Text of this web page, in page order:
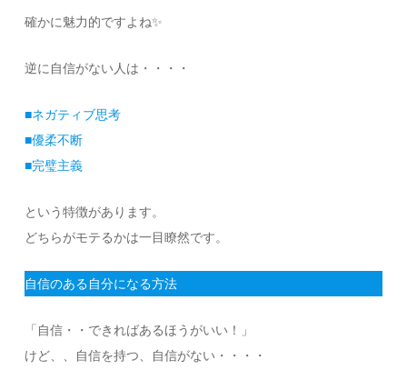
確かに魅力的ですよね✨
逆に自信がない人は・・・・
■ネガティブ思考
■優柔不断
■完璧主義
という特徴があります。
どちらがモテるかは一目瞭然です。
自信のある自分になる方法
「自信・・できればあるほうがいい！」
けど、、自信を持つ、自信がない・・・・